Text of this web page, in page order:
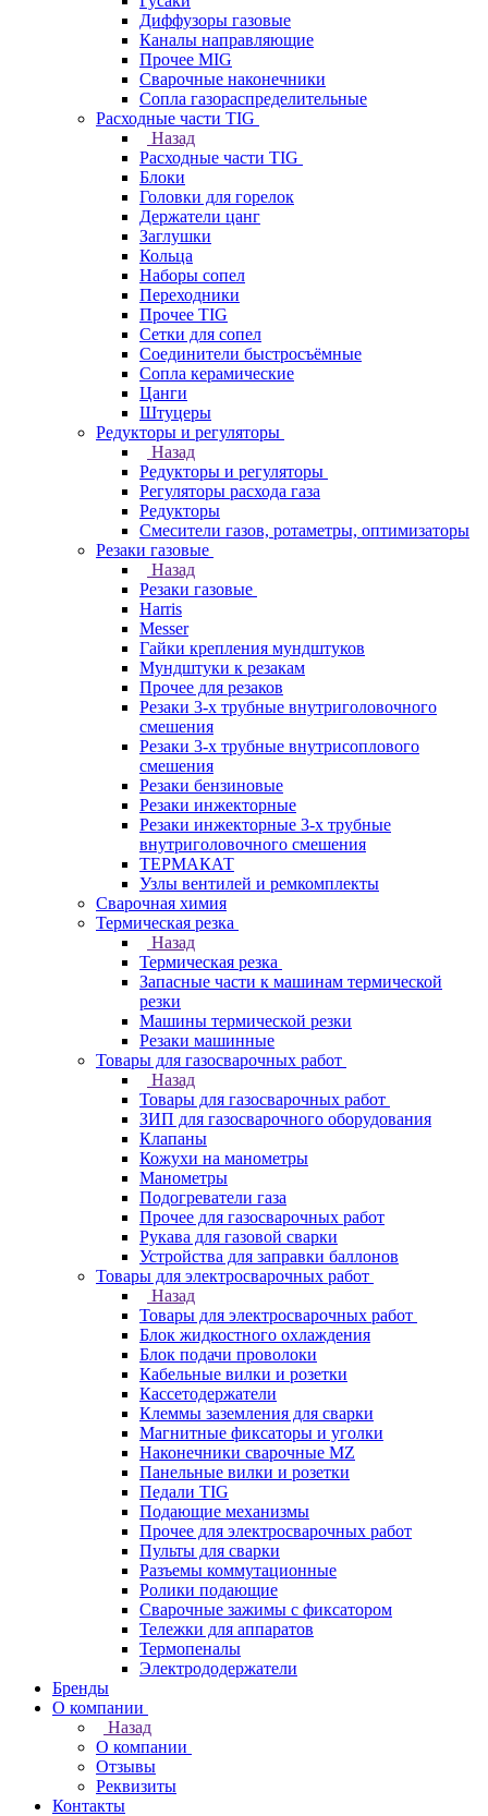
Диффузоры газовые
Каналы направляющие
Прочее MIG
Сварочные наконечники
Сопла газораспределительные
Расходные части TIG
Назад
Расходные части TIG
Блоки
Головки для горелок
Держатели цанг
Заглушки
Кольца
Наборы сопел
Переходники
Прочее TIG
Сетки для сопел
Соединители быстросъёмные
Сопла керамические
Цанги
Штуцеры
Редукторы и регуляторы
Назад
Редукторы и регуляторы
Регуляторы расхода газа
Редукторы
Смесители газов, ротаметры, оптимизаторы
Резаки газовые
Назад
Резаки газовые
Harris
Messer
Гайки крепления мундштуков
Мундштуки к резакам
Прочее для резаков
Резаки 3-х трубные внутриголовочного
смешения
Резаки 3-х трубные внутрисоплового
смешения
Резаки бензиновые
Резаки инжекторные
Резаки инжекторные 3-х трубные
внутриголовочного смешения
ТЕРМАКАТ
Узлы вентилей и ремкомплекты
Сварочная химия
Термическая резка
Назад
Термическая резка
Запасные части к машинам термической
резки
Машины термической резки
Резаки машинные
Товары для газосварочных работ
Назад
Товары для газосварочных работ
ЗИП для газосварочного оборудования
Клапаны
Кожухи на манометры
Манометры
Подогреватели газа
Прочее для газосварочных работ
Рукава для газовой сварки
Устройства для заправки баллонов
Товары для электросварочных работ
Назад
Товары для электросварочных работ
Блок жидкостного охлаждения
Блок подачи проволоки
Кабельные вилки и розетки
Кассетодержатели
Клеммы заземления для сварки
Магнитные фиксаторы и уголки
Наконечники сварочные MZ
Панельные вилки и розетки
Педали TIG
Подающие механизмы
Прочее для электросварочных работ
Пульты для сварки
Разъемы коммутационные
Ролики подающие
Сварочные зажимы с фиксатором
Тележки для аппаратов
Термопеналы
Электрододержатели
Бренды
О компании
Назад
О компании
Отзывы
Реквизиты
Контакты